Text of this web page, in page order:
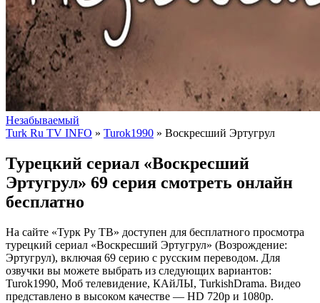
Незабываемый
Turk Ru TV INFO » Turok1990 » Воскресший Эртугрул
Турецкий сериал «Воскресший
Эртугрул» 69 серия смотреть онлайн
бесплатно
На сайте «Турк Ру ТВ» доступен для бесплатного просмотра
турецкий сериал «Воскресший Эртугрул» (Возрождение:
Эртугрул), включая 69 серию с русским переводом. Для
озвучки вы можете выбрать из следующих вариантов:
Turok1990, Моб телевидение, КАйЛЫ, TurkishDrama. Видео
представлено в высоком качестве — HD 720p и 1080p.